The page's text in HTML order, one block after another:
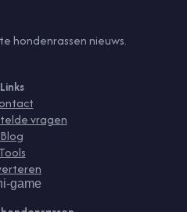
hondenrassen nieuws.
Links
vragen
Blog
Tools
game